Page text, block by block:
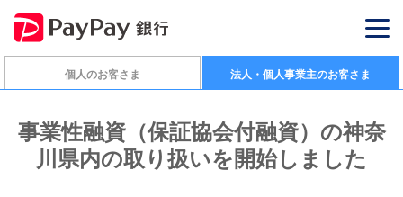
個人のお客さま 法人・個人事業主のお客さま
事業性融資（保証協会付融資）の神奈
川県内の取り扱いを開始しました